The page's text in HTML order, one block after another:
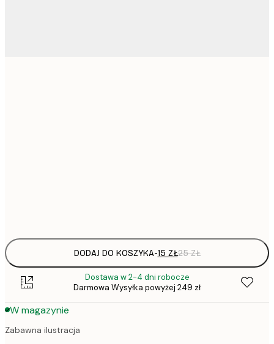
DODAJ DO KOSZYKA-15 ZŁ25 ZŁ
Dostawa w 2-4 dni robocze
Darmowa Wysyłka powyżej 249 zł
W magazynie
Zabawna ilustracja